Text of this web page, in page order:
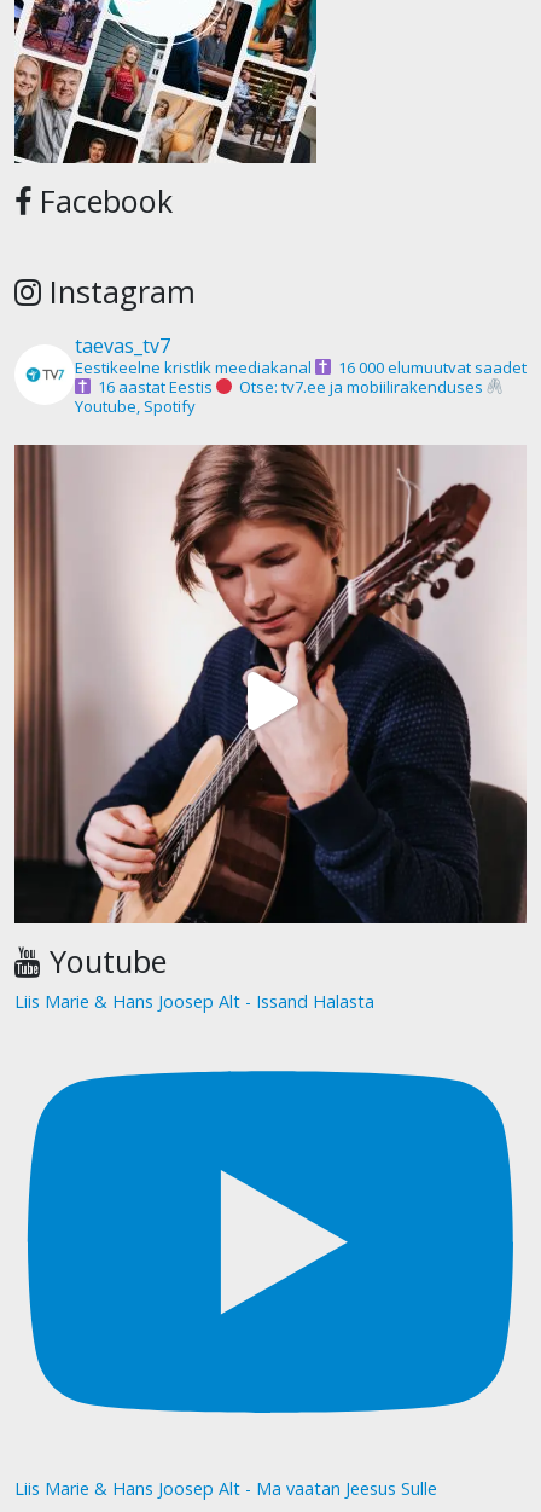
Facebook
Instagram
taevas_tv7
Eestikeelne kristlik meediakanal
16 000 elumuutvat saadet
16 aastat Eestis
Otse: tv7.ee ja mobiilirakenduses
Youtube, Spotify
Youtube
Liis Marie & Hans Joosep Alt - Issand Halasta
Liis Marie & Hans Joosep Alt - Ma vaatan Jeesus Sulle